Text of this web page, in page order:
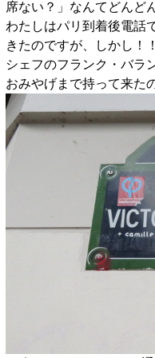
席ない？」なんてどんど
わたしはパリ到着後電話
きたのですが、しかし！
シェフのフランク・バラ
おみやげまで持って来た